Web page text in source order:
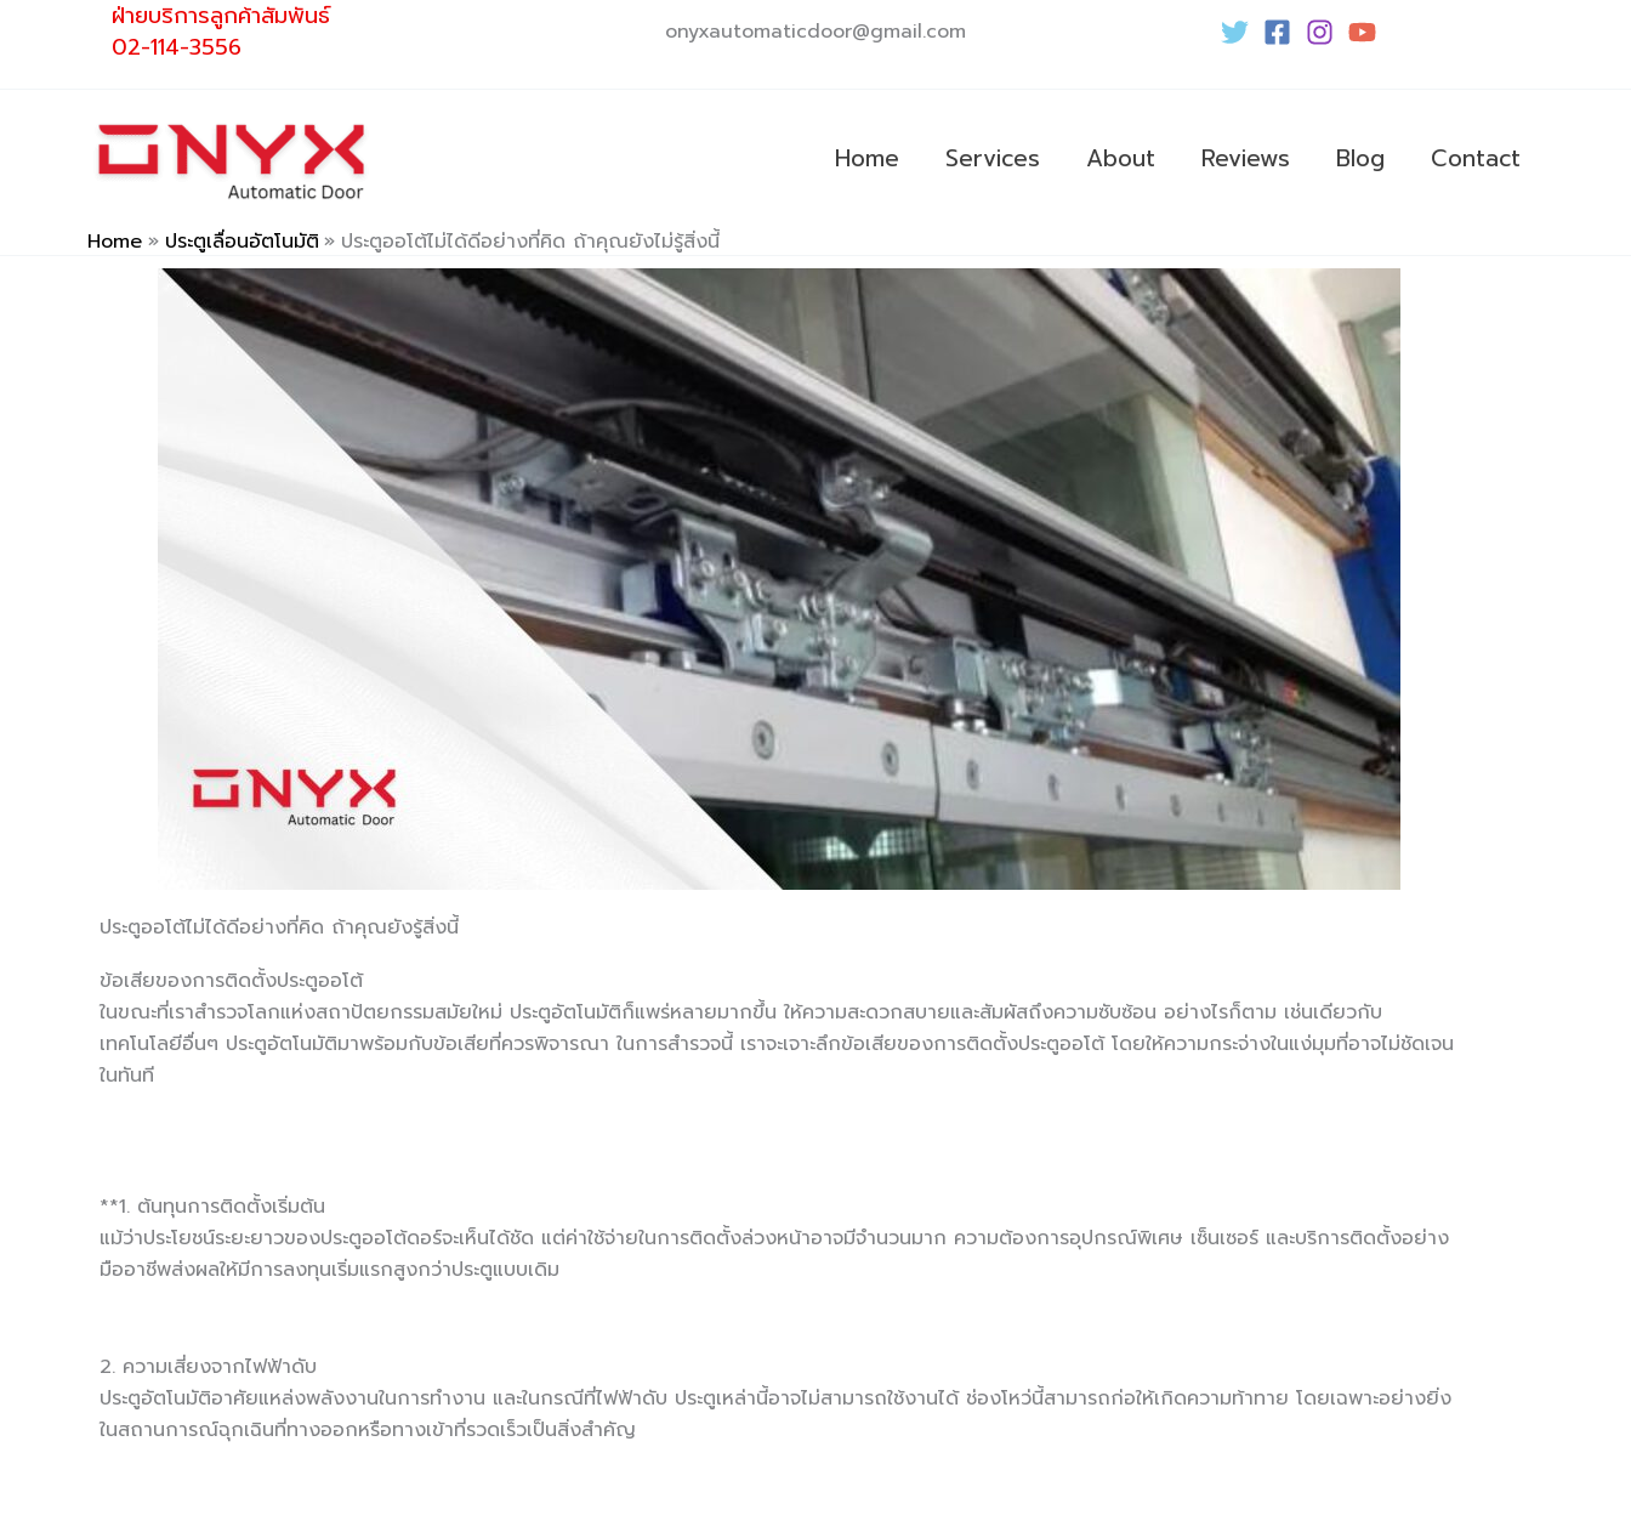
ฝ่ายบริการลูกค้าสัมพันธ์
02-114-3556
onyxautomaticdoor@gmail.com
Home Services About Reviews Blog Contact
Home ประตูเลื่อนอัตโนมัติ ประตูออโต้ไม่ได้ดีอย่างที่คิด ถ้าคุณยังไม่รู้สิ่งนี้
ประตูออโต้ไม่ได้ดีอย่างที่คิด ถ้าคุณยังรู้สิ่งนี้
ข้อเสียของการติดตั้งประตูออโต้
ในขณะที่เราสำรวจโลกแห่งสถาปัตยกรรมสมัยใหม่ ประตูอัตโนมัติก็แพร่หลายมากขึ้น ให้ความสะดวกสบายและสัมผัสถึงความซับซ้อน อย่างไรก็ตาม เช่นเดียวกับ
เทคโนโลยีอื่นๆ ประตูอัตโนมัติมาพร้อมกับข้อเสียที่ควรพิจารณา ในการสำรวจนี้ เราจะเจาะลึกข้อเสียของการติดตั้งประตูออโต้ โดยให้ความกระจ่างในแง่มุมที่อาจไม่ชัดเจน
ในทันที
**1. ต้นทุนการติดตั้งเริ่มต้น
แม้ว่าประโยชน์ระยะยาวของประตูออโต้ดอร์จะเห็นได้ชัด แต่ค่าใช้จ่ายในการติดตั้งล่วงหน้าอาจมีจำนวนมาก ความต้องการอุปกรณ์พิเศษ เซ็นเซอร์ และบริการติดตั้งอย่าง
มืออาชีพส่งผลให้มีการลงทุนเริ่มแรกสูงกว่าประตูแบบเดิม
2. ความเสี่ยงจากไฟฟ้าดับ
ประตูอัตโนมัติอาศัยแหล่งพลังงานในการทำงาน และในกรณีที่ไฟฟ้าดับ ประตูเหล่านี้อาจไม่สามารถใช้งานได้ ช่องโหว่นี้สามารถก่อให้เกิดความท้าทาย โดยเฉพาะอย่างยิ่ง
ในสถานการณ์ฉุกเฉินที่ทางออกหรือทางเข้าที่รวดเร็วเป็นสิ่งสำคัญ